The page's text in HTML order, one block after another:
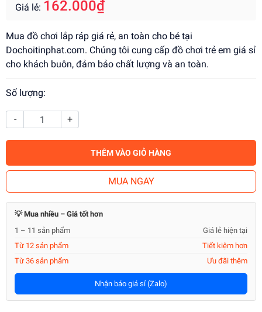
Giá lẻ: 162.000₫
Mua đồ chơi lắp ráp giá rẻ, an toàn cho bé tại
Dochoitinphat.com. Chúng tôi cung cấp đồ chơi trẻ em giá sỉ
cho khách buôn, đảm bảo chất lượng và an toàn.
Số lượng:
- +
THÊM VÀO GIỎ HÀNG
MUA NGAY
💡 Mua nhiều – Giá tốt hơn
1 – 11 sản phẩm
Giá lẻ hiện tại
Từ 12 sản phẩm
Tiết kiệm hơn
Từ 36 sản phẩm
Ưu đãi thêm
Nhận báo giá sỉ (Zalo)